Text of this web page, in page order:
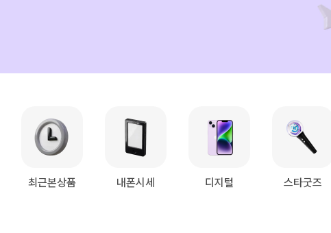
최근본상품 내폰시세 디지털 스타굿즈